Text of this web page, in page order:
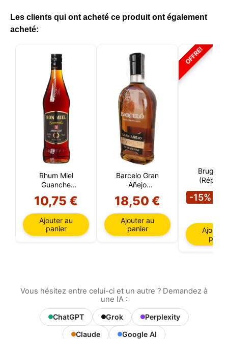
Les clients qui ont acheté ce produit ont également
acheté:
Rhum Miel
Guanche
Canaries)
10,75 €
Ajouter au
panier
Barcelo Gran
Añejo
dominicaine)
18,50 €
Ajouter au
panier
OFFRE!
Brugal
-15%
Ajouter
Vous hésitez entre celui-ci et un autre ? Demandez à
une IA :
ChatGPT Grok
Perplexity
Claude
Google AI